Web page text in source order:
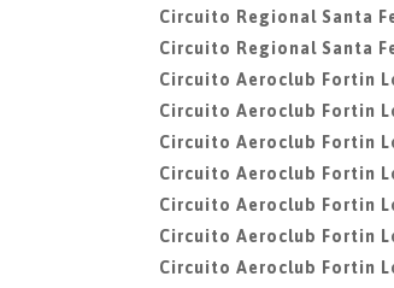
Circuito Regional Santa
Circuito Regional Santa
Circuito Aeroclub Fortin
Circuito Aeroclub Fortin
Circuito Aeroclub Fortin
Circuito Aeroclub Fortin
Circuito Aeroclub Fortin
Circuito Aeroclub Fortin
Circuito Aeroclub Fortin